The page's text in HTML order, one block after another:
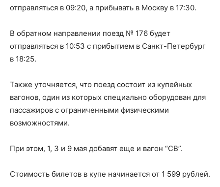
отправляться в 09:20, а прибывать в Москву в 17:30.
В обратном направлении поезд № 176 будет
отправляться в 10:53 с прибытием в Санкт-Петербург
в 18:25.
Также уточняется, что поезд состоит из купейных
вагонов, один из которых специально оборудован для
пассажиров с ограниченными физическими
возможностями.
При этом, 1, 3 и 9 мая добавят еще и вагон “СВ”.
Стоимость билетов в купе начинается от 1 599 рублей.